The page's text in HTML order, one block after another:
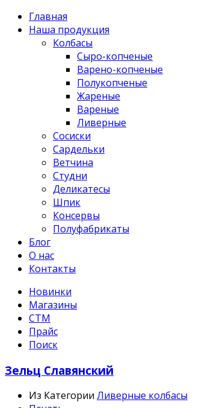
Главная
Наша продукция
Колбасы
Сыро-копченые
Варено-копченые
Полукопченые
Жареные
Вареные
Ливерные
Сосиски
Сардельки
Ветчина
Студни
Деликатесы
Шпик
Консервы
Полуфабрикаты
Блог
О нас
Контакты
Новинки
Магазины
СТМ
Прайс
Поиск
Зельц Славянский
Из Категории Ливерные колбасы